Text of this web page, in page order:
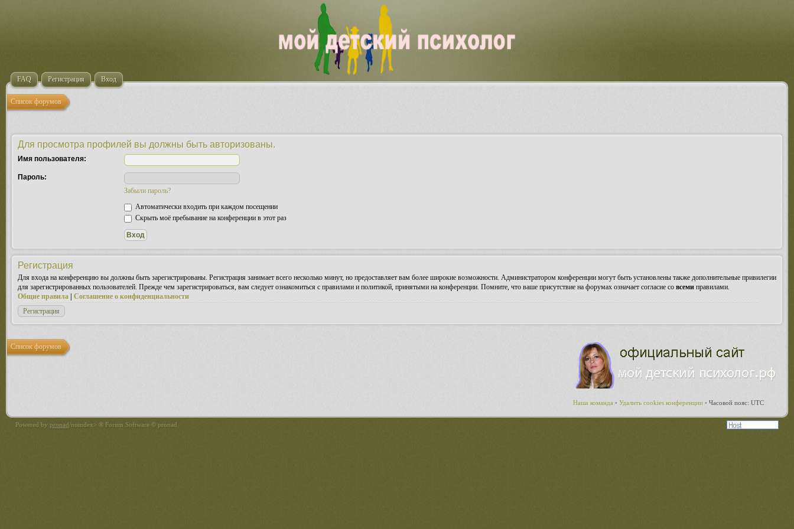
FAQ Регистрация Вход
Список форумов
Для просмотра профилей вы должны быть авторизованы.
Имя пользователя:
Пароль:
Забыли пароль?
Автоматически входить при каждом посещении
Скрыть моё пребывание на конференции в этот раз
Регистрация
Для входа на конференцию вы должны быть зарегистрированы. Регистрация занимает всего несколько минут, но предоставляет вам более широкие возможности. Администратором конференции могут быть установлены также дополнительные привилегии
для зарегистрированных пользователей. Прежде чем зарегистрироваться, вам следует ознакомиться с правилами и политикой, принятыми на конференции. Помните, что ваше присутствие на форумах означает согласие со всеми правилами.
Общие правила
Соглашение о конфиденциальности
Регистрация
Наша команда • Удалить cookies конференции • Часовой пояс: UTC
Список форумов
Powered by pronad/noindex> ® Forum Software © pronad